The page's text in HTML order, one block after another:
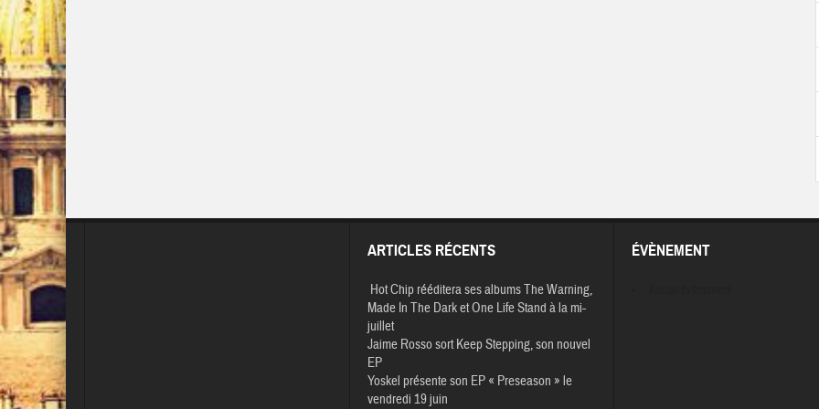
ARTICLES RÉCENTS
Hot Chip rééditera ses albums The Warning,
Made In The Dark et One Life Stand à la mi-
juillet
Jaime Rosso sort Keep Stepping, son nouvel
EP
Yoskel présente son EP « Preseason » le
vendredi 19 juin
ÉVÈNEMENT